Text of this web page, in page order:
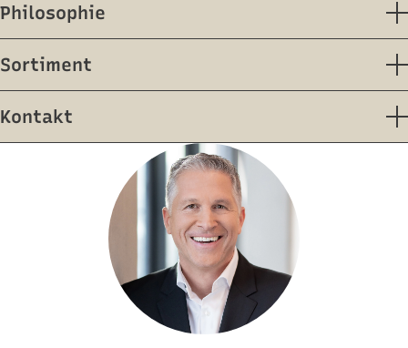
Philosophie
Sortiment
Kontakt